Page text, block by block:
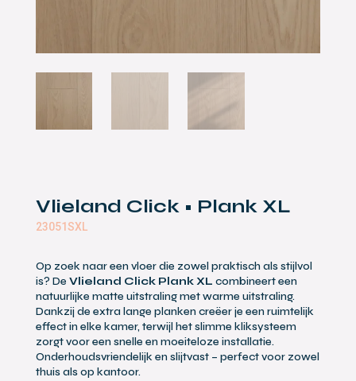
Vlieland Click • Plank XL
23051SXL
Op zoek naar een vloer die zowel praktisch als stijlvol
is? De Vlieland Click Plank XL combineert een
natuurlijke matte uitstraling met warme uitstraling.
Dankzij de extra lange planken creëer je een ruimtelijk
effect in elke kamer, terwijl het slimme kliksysteem
zorgt voor een snelle en moeiteloze installatie.
Onderhoudsvriendelijk en slijtvast – perfect voor zowel
thuis als op kantoor.